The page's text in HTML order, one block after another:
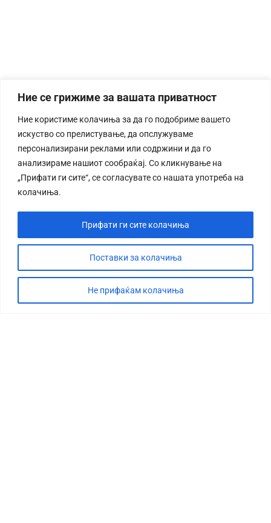
Ние се грижиме за вашата приватност
Ние користиме колачиња за да го подобриме вашето
искуство со прелистување, да опслужуваме
персонализирани реклами или содржини и да го
анализираме нашиот сообраќај. Со кликнување на
„Прифати ги сите“, се согласувате со нашата употреба на
колачиња.
Поставки за колачиња
Не прифаќам колачиња
Прифати ги сите колачиња